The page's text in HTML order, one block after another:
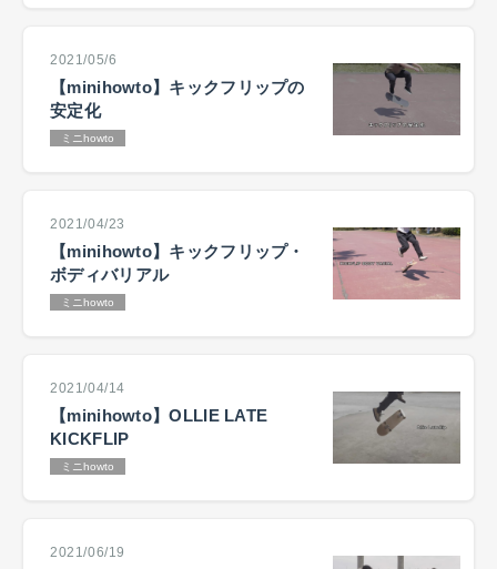
2021/05/6
【minihowto】キックフリップの
安定化
ミニhowto
2021/04/23
【minihowto】キックフリップ・
ボディバリアル
ミニhowto
2021/04/14
【minihowto】OLLIE LATE
KICKFLIP
ミニhowto
2021/06/19